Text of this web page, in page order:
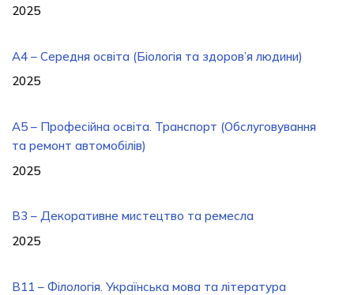
2025
А4 – Середня освіта (Біологія та здоров’я людини)
2025
А5 – Професійна освіта. Транспорт (Обслуговування
та ремонт автомобілів)
2025
B3 – Декоративне мистецтво та ремесла
2025
В11 – Філологія. Українська мова та література